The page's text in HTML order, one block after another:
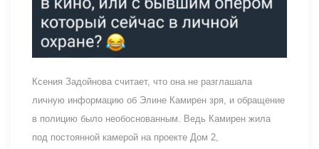
Ксения Задойнова считает, что она не разглашала
личную информацию об Элине Камирен зря, и обращение
в полицию было необоснованным. Ведь Камирен жила
под постоянной камерой на проекте Дом 2,